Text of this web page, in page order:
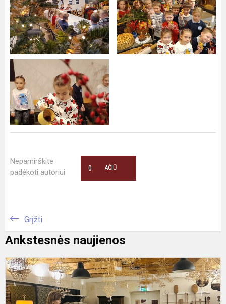
Nepamirškite
padėkoti autoriui
AČIŪ
0
Grįžti
Ankstesnės naujienos